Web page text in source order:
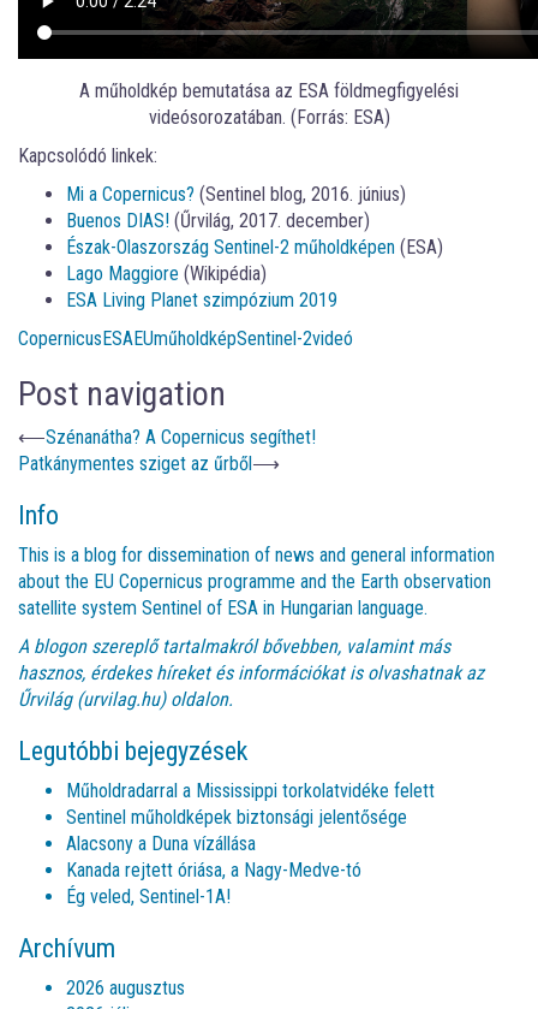
A műholdkép bemutatása az ESA földmegfigyelési
videósorozatában. (Forrás: ESA)
Kapcsolódó linkek:
Mi a Copernicus? (Sentinel blog, 2016. június)
Buenos DIAS! (Űrvilág, 2017. december)
Észak-Olaszország Sentinel-2 műholdképen (ESA)
Lago Maggiore (Wikipédia)
ESA Living Planet szimpózium 2019
CopernicusESAEUműholdképSentinel-2videó
Post navigation
⟵Szénanátha? A Copernicus segíthet!
Patkánymentes sziget az űrből⟶
Info
This is a blog for dissemination of news and general information
about the EU Copernicus programme and the Earth observation
satellite system Sentinel of ESA in Hungarian language.
A blogon szereplő tartalmakról bővebben, valamint más
hasznos, érdekes híreket és információkat is olvashatnak az
Űrvilág (urvilag.hu)oldalon.
Legutóbbi bejegyzések
Műholdradarral a Mississippi torkolatvidéke felett
Sentinel műholdképek biztonsági jelentősége
Alacsony a Duna vízállása
Kanada rejtett óriása, a Nagy-Medve-tó
Ég veled, Sentinel-1A!
Archívum
2026 augusztus